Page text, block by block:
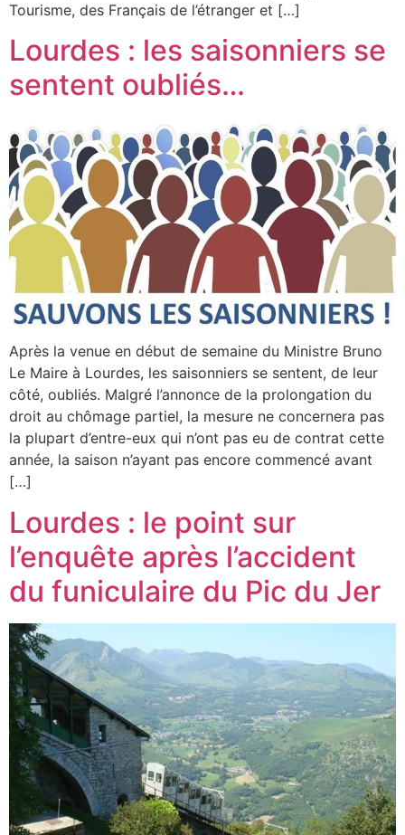
Tourisme, des Français de l’étranger et […]
Lourdes : les saisonniers se
sentent oubliés…
Après la venue en début de semaine du Ministre Bruno
Le Maire à Lourdes, les saisonniers se sentent, de leur
côté, oubliés. Malgré l’annonce de la prolongation du
droit au chômage partiel, la mesure ne concernera pas
la plupart d’entre-eux qui n’ont pas eu de contrat cette
année, la saison n’ayant pas encore commencé avant
[…]
Lourdes : le point sur
l’enquête après l’accident
du funiculaire du Pic du Jer